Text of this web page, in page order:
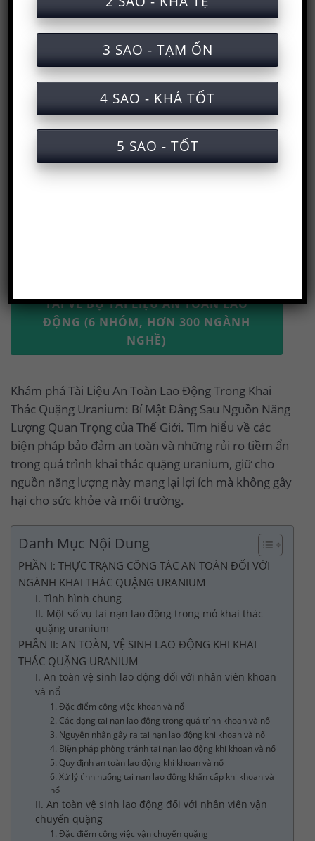
Huấn luyện an toàn lao động
lấy chứng chỉ>Kiến thức an toàn lao động>Tài
liệu an toàn lao động>Tài liệu an toàn nhóm 3>
TẢI VỀ BỘ TÀI LIỆU AN TOÀN LAO
ĐỘNG (6 NHÓM, HƠN 300 NGÀNH
NGHỀ)
Khám phá Tài Liệu An Toàn Lao Động Trong Khai
Thác Quặng Uranium: Bí Mật Đằng Sau Nguồn Năng
Lượng Quan Trọng của Thế Giới. Tìm hiểu về các
biện pháp bảo đảm an toàn và những rủi ro tiềm ẩn
trong quá trình khai thác quặng uranium, giữ cho
nguồn năng lượng này mang lại lợi ích mà không gây
hại cho sức khỏe và môi trường.
Danh Mục Nội Dung
PHẦN I: THỰC TRẠNG CÔNG TÁC AN TOÀN ĐỐI VỚI
NGÀNH KHAI THÁC QUẶNG URANIUM
I. Tình hình chung
II. Một số vụ tai nạn lao động trong mỏ khai thác
quặng uranium
PHẦN II: AN TOÀN, VỆ SINH LAO ĐỘNG KHI KHAI
THÁC QUẶNG URANIUM
I. An toàn vệ sinh lao động đối với nhân viên khoan
và nổ
1. Đặc điểm công việc khoan và nổ
2. Các dạng tai nạn lao động trong quá trình khoan và nổ
3. Nguyên nhân gây ra tai nạn lao động khi khoan và nổ
4. Biện pháp phòng tránh tai nạn lao động khi khoan và nổ
5. Quy định an toàn lao động khi khoan và nổ
6. Xử lý tình huống tai nạn lao động khẩn cấp khi khoan và
nổ
II. An toàn vệ sinh lao động đối với nhân viên vận
chuyển quặng
1. Đặc điểm công việc vận chuyển quặng
3 SAO - TẠM ỔN
4 SAO - KHÁ TỐT
5 SAO - TỐT